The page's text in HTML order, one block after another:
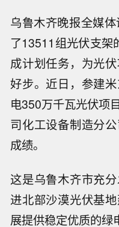
乌鲁木齐晚报全媒
了13511组光伏支架
成计划任务，为光
好步。近日，参建
电350万千瓦光伏项
司化工设备制造分
成绩。
这是乌鲁木齐市充
进北部沙漠光伏基
展提供稳定优质的绿